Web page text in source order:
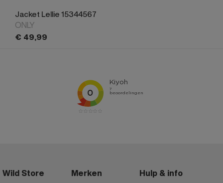
Jacket Lellie 15344567
ONLY
€ 49,99
Wild Store Merken Hulp & info